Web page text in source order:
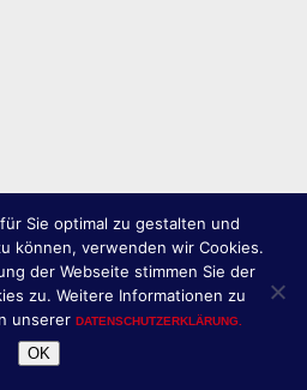
Sie optimal zu gestalten und
können, verwenden wir Cookies.
der Webseite stimmen Sie der
zu. Weitere Informationen zu
unserer DATENSCHUTZERKLÄRUNG.
OK